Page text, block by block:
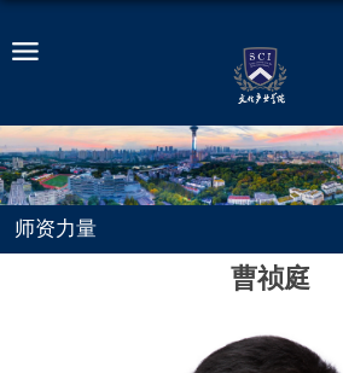
师资力量
曹祯庭